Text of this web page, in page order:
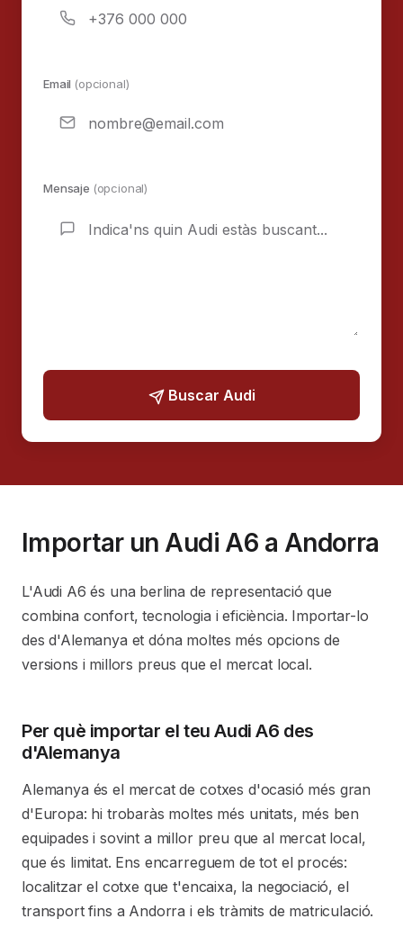
Email (opcional)
Mensaje (opcional)
Buscar Audi
Importar un Audi A6 a Andorra
L'Audi A6 és una berlina de representació que
combina confort, tecnologia i eficiència. Importar-lo
des d'Alemanya et dóna moltes més opcions de
versions i millors preus que el mercat local.
Per què importar el teu Audi A6 des
d'Alemanya
Alemanya és el mercat de cotxes d'ocasió més gran
d'Europa: hi trobaràs moltes més unitats, més ben
equipades i sovint a millor preu que al mercat local,
que és limitat. Ens encarreguem de tot el procés:
localitzar el cotxe que t'encaixa, la negociació, el
transport fins a Andorra i els tràmits de matriculació.